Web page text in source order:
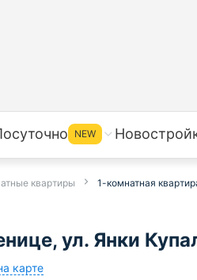
NEW
квартиры 1-комнатная
ул. Янки
карте